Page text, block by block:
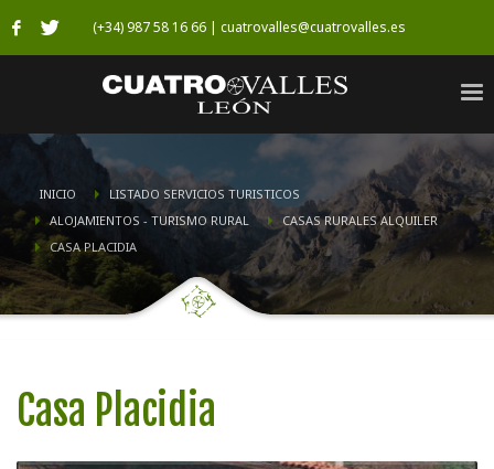
(+34) 987 58 16 66 | cuatrovalles@cuatrovalles.es
INICIO
LISTADO SERVICIOS TURISTICOS
ALOJAMIENTOS - TURISMO RURAL
CASAS RURALES ALQUILER
CASA PLACIDIA
Casa Placidia